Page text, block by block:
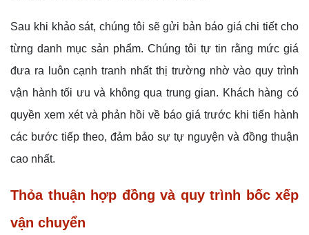
Sau khi khảo sát, chúng tôi sẽ gửi bản báo giá chi tiết cho
từng danh mục sản phẩm. Chúng tôi tự tin rằng mức giá
đưa ra luôn cạnh tranh nhất thị trường nhờ vào quy trình
vận hành tối ưu và không qua trung gian. Khách hàng có
quyền xem xét và phản hồi về báo giá trước khi tiến hành
các bước tiếp theo, đảm bảo sự tự nguyện và đồng thuận
cao nhất.
Thỏa thuận hợp đồng và quy trình bốc xếp
vận chuyển